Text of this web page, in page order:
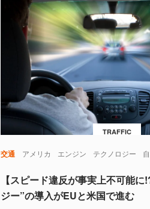
TRAFFIC
交通 アメリカ エンジン テクノロジー
【スピード違反が事実上不可能
ジー”の導入がEUと米国で進む